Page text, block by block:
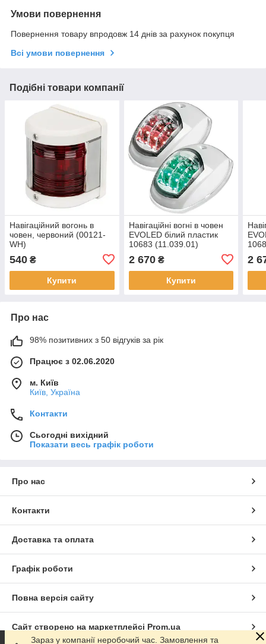
Умови повернення
Повернення товару впродовж 14 днів за рахунок покупця
Всі умови повернення
Подібні товари компанії
Навігаційний вогонь в
човен, червоний (00121-
WH)
540 ₴
Купити
Навігаційні вогні в човен
EVOLED білий пластик
10683 (11.039.01)
2 670₴
Купити
2
Про нас
98% позитивних з 50 відгуків за рік
Працює з 02.06.2020
м. Київ
Київ, Україна
Контакти
Сьогодні вихідний
Показати весь графік роботи
Про нас
Контакти
Доставка та оплата
Графік роботи
Повна версія сайту
Сайт створено на маркетплейсі Prom.ua
Зараз у компанії неробочий час. Замовлення та